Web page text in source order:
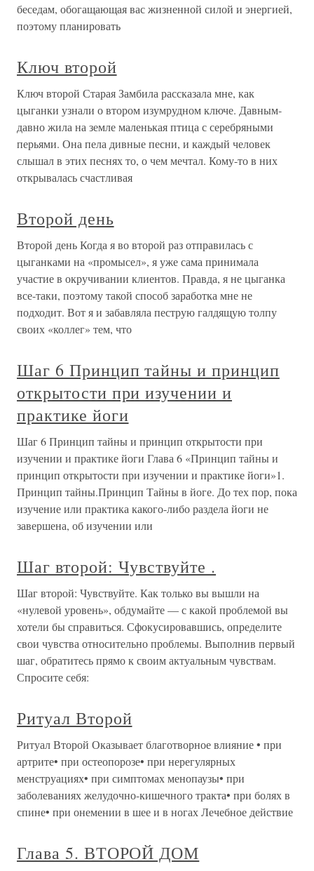
беседам, обогащающая вас жизненной силой и энергией,
поэтому планировать
Ключ второй
Ключ второй Старая Замбила рассказала мне, как
цыганки узнали о втором изумрудном ключе. Давным-
давно жила на земле маленькая птица с серебряными
перьями. Она пела дивные песни, и каждый человек
слышал в этих песнях то, о чем мечтал. Кому-то в них
открывалась счастливая
Второй день
Второй день Когда я во второй раз отправилась с
цыганками на «промысел», я уже сама принимала
участие в окручивании клиентов. Правда, я не цыганка
все-таки, поэтому такой способ заработка мне не
подходит. Вот я и забавляла пеструю галдящую толпу
своих «коллег» тем, что
Шаг 6 Принцип тайны и принцип
открытости при изучении и
практике йоги
Шаг 6 Принцип тайны и принцип открытости при
изучении и практике йоги Глава 6 «Принцип тайны и
принцип открытости при изучении и практике йоги»1.
Принцип тайны.Принцип Тайны в йоге. До тех пор, пока
изучение или практика какого-либо раздела йоги не
завершена, об изучении или
Шаг второй: Чувствуйте .
Шаг второй: Чувствуйте. Как только вы вышли на
«нулевой уровень», обдумайте — с какой проблемой вы
хотели бы справиться. Сфокусировавшись, определите
свои чувства относительно проблемы. Выполнив первый
шаг, обратитесь прямо к своим актуальным чувствам.
Спросите себя:
Ритуал Второй
Ритуал Второй Оказывает благотворное влияние • при
артрите• при остеопорозе• при нерегулярных
менструациях• при симптомах менопаузы• при
заболеваниях желудочно-кишечного тракта• при болях в
спине• при онемении в шее и в ногах Лечебное действие
Глава 5. ВТОРОЙ ДОМ